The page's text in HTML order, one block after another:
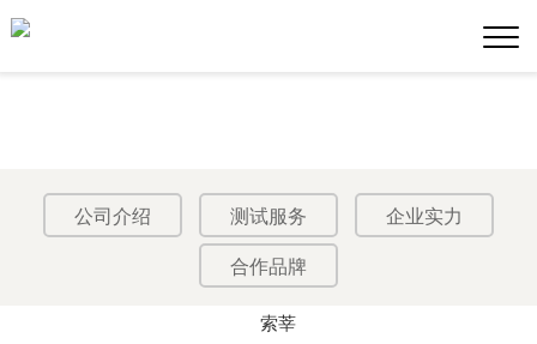
公司介绍 测试服务 企业实力
合作品牌
索莘